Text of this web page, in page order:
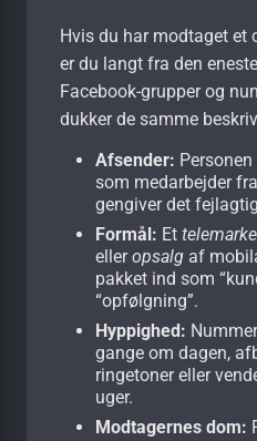
Hvis du har modtaget et
er du langt fra den
Facebook-grupper og
dukker de samme
Afsender:
som medarbejder fra
gengiver det
Formål: Et
elleropsalg af
pakket ind som
“opfølgning”.
Hyppighed:
gange om dagen,
ringetoner eller
uger.
Modtagernes dom: